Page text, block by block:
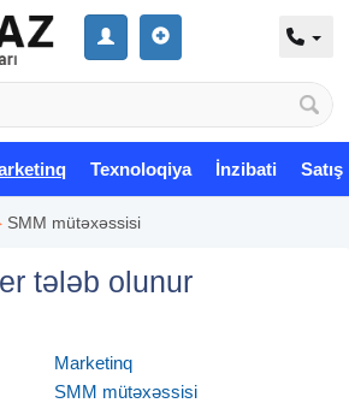
Texnoloqiya İnzibati Satış
SMM mütəxəssisi
tələb olunur
Marketinq
SMM mütəxəssisi